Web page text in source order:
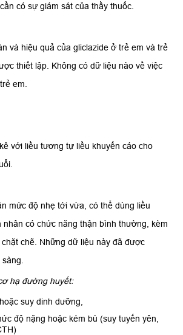
có sự giám sát của thầy thuốc.
và hiệu quả của gliclazide ở trẻ em và trẻ
thiết lập. Không có dữ liệu nào về việc
em.
với liều tương tự liều khuyến cáo cho
mức độ nhẹ tới vừa, có thể dùng liều
có chức năng thận bình thường, kèm
chẽ. Những dữ liệu này đã được
hạ đường huyết:
suy dinh dưỡng,
độ nặng hoặc kém bù (suy tuyến yên,